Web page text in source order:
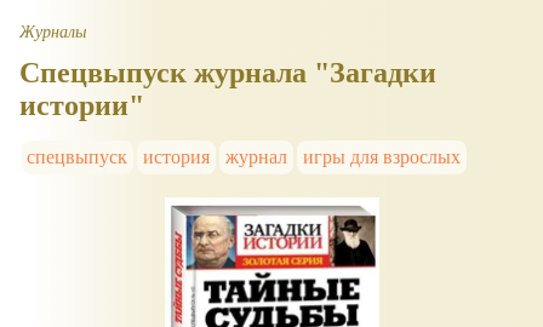
Журналы
Спецвыпуск журнала "Загадки
истории"
спецвыпуск история журнал игры для взрослых